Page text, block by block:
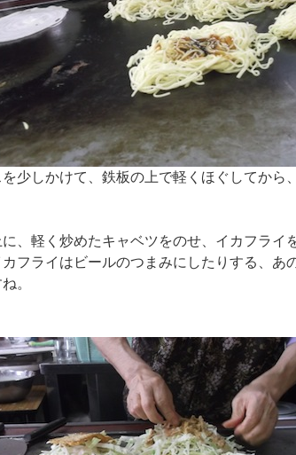
を少しかけて、鉄板の上で軽くほぐしてから
、軽く炒めたキャベツをのせ、イカフライ
フライはビールのつまみにしたりする、あ
。